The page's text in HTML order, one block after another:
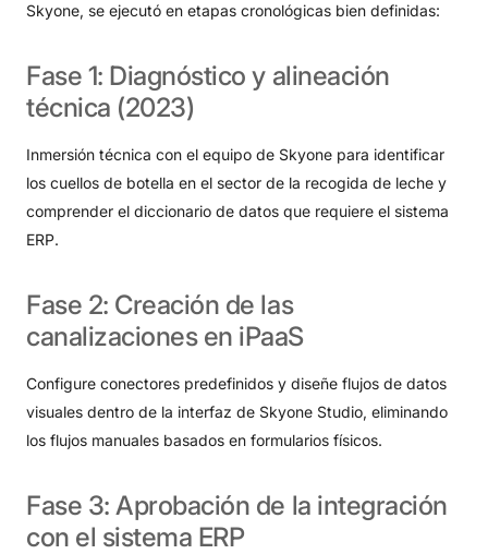
Skyone, se ejecutó en etapas cronológicas bien definidas:
Fase 1: Diagnóstico y alineación
técnica (2023)
Inmersión técnica con el equipo de Skyone para identificar
los cuellos de botella en el sector de la recogida de leche y
comprender el diccionario de datos que requiere el sistema
ERP.
Fase 2: Creación de las
canalizaciones en iPaaS
Configure conectores predefinidos y diseñe flujos de datos
visuales dentro de la interfaz de Skyone Studio, eliminando
los flujos manuales basados ​​en formularios físicos.
Fase 3: Aprobación de la integración
con el sistema ERP